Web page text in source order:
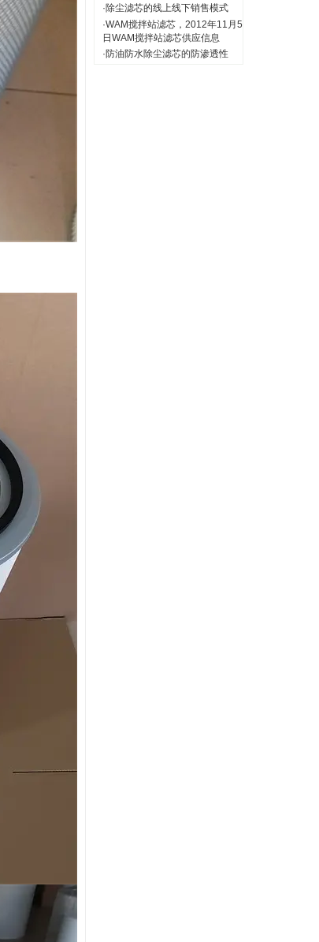
·除尘滤芯的线上线下销售模式
·WAM搅拌站滤芯，2012年11月5
日WAM搅拌站滤芯供应信息
·防油防水除尘滤芯的防渗透性